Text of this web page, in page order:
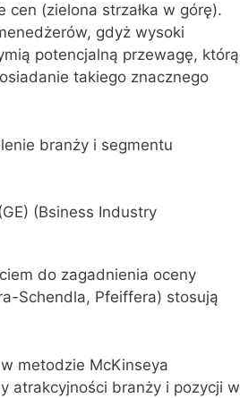
(zielona strzałka w górę).
gdyż wysoki
potencjalną przewagę, którą
takiego znacznego
branży i segmentu
(Bsiness Industry
do zagadnienia oceny
Schendla, Pfeiffera) stosują
metodzie McKinseya
atrakcyjności branży i pozycji w